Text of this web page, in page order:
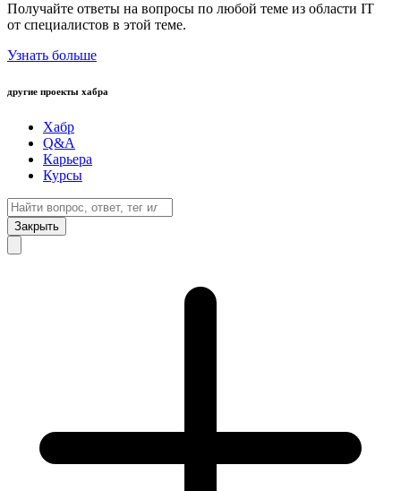
Получайте ответы на вопросы по любой теме из области IT
от специалистов в этой теме.
Узнать больше
другие проекты хабра
Хабр
Q&A
Карьера
Курсы
Закрыть